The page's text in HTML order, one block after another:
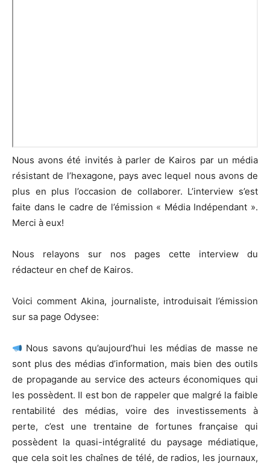
Nous avons été invités à parler de Kairos par un média
résistant de l’hexagone, pays avec lequel nous avons de
plus en plus l’occasion de collaborer. L’interview s’est
faite dans le cadre de l’émission « Média Indépendant ».
Merci à eux!
Nous relayons sur nos pages cette interview du
rédacteur en chef de Kairos.
Voici comment Akina, journaliste, introduisait l’émission
sur sa page Odysee:
Nous savons qu’aujourd’hui les médias de masse ne
sont plus des médias d’information, mais bien des outils
de propagande au service des acteurs économiques qui
les possèdent. Il est bon de rappeler que malgré la faible
rentabilité des médias, voire des investissements à
perte, c’est une trentaine de fortunes française qui
possèdent la quasi-intégralité du paysage médiatique,
que cela soit les chaînes de télé, de radios, les journaux,